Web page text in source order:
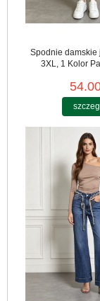
Spodnie damskie
3XL, 1 Kolor